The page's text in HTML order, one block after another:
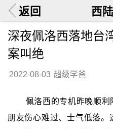
返回 西
深夜佩洛西落地台
案叫绝
2022-08-03 超级学爸
佩洛西的专机昨晚顺
朋友伤心难过、士气低落。